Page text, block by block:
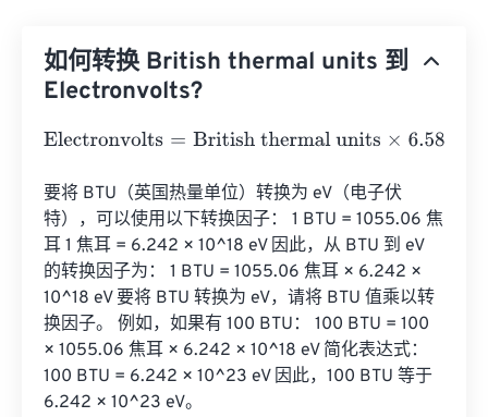
如何转换 British thermal units 到
Electronvolts?
Electronvolts=British thermal units×6.580732233e
要将 BTU（英国热量单位）转换为 eV（电子伏
特），可以使用以下转换因子： 1 BTU = 1055.06 焦
耳 1 焦耳 = 6.242 × 10^18 eV 因此，从 BTU 到 eV
的转换因子为： 1 BTU = 1055.06 焦耳 × 6.242 ×
10^18 eV 要将 BTU 转换为 eV，请将 BTU 值乘以转
换因子。 例如，如果有 100 BTU： 100 BTU = 100
× 1055.06 焦耳 × 6.242 × 10^18 eV 简化表达式：
100 BTU = 6.242 × 10^23 eV 因此，100 BTU 等于
6.242 × 10^23 eV。